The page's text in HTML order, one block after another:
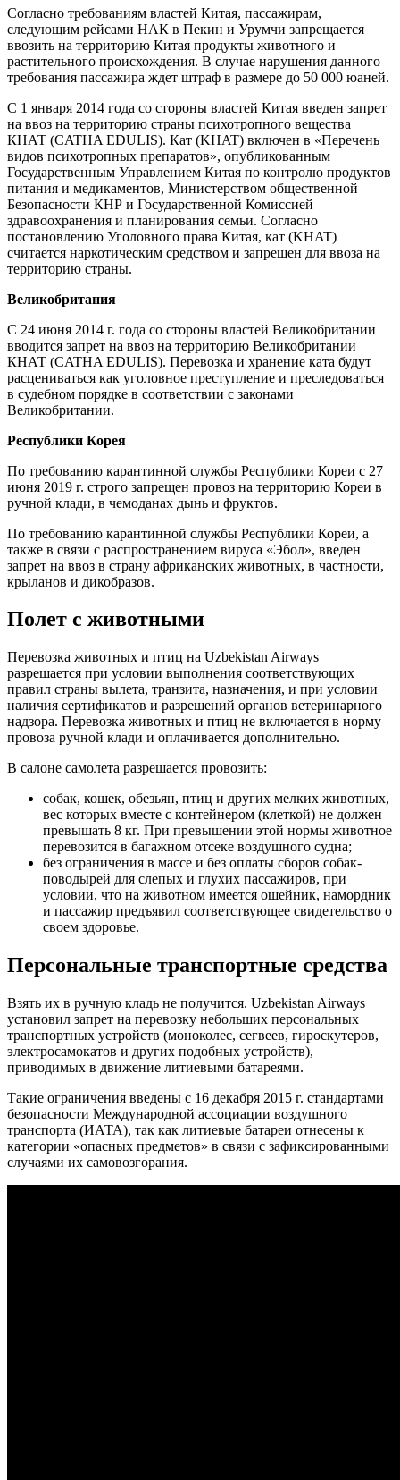
Согласно требованиям властей Китая, пассажирам,
следующим рейсами НАК в Пекин и Урумчи запрещается
ввозить на территорию Китая продукты животного и
растительного происхождения. В случае нарушения данного
требования пассажира ждет штраф в размере до 50 000 юаней.
С 1 января 2014 года со стороны властей Китая введен запрет
на ввоз на территорию страны психотропного вещества
КHАТ (CATHA EDULIS). Кат (KHAT) включен в «Перечень
видов психотропных препаратов», опубликованным
Государственным Управлением Китая по контролю продуктов
питания и медикаментов, Министерством общественной
Безопасности КНР и Государственной Комиссией
здравоохранения и планирования семьи. Согласно
постановлению Уголовного права Китая, кат (KHAT)
считается наркотическим средством и запрещен для ввоза на
территорию страны.
Великобритания
С 24 июня 2014 г. года со стороны властей Великобритании
вводится запрет на ввоз на территорию Великобритании
КHАТ (CATHA EDULIS). Перевозка и хранение ката будут
расцениваться как уголовное преступление и преследоваться
в судебном порядке в соответствии с законами
Великобритании.
Республики Корея
По требованию карантинной службы Республики Кореи с 27
июня 2019 г. строго запрещен провоз на территорию Кореи в
ручной клади, в чемоданах дынь и фруктов.
По требованию карантинной службы Республики Кореи, а
также в связи с распространением вируса «Эбол», введен
запрет на ввоз в страну африканских животных, в частности,
крыланов и дикобразов.
Полет с животными
Перевозка животных и птиц на Uzbekistan Airways
разрешается при условии выполнения соответствующих
правил страны вылета, транзита, назначения, и при условии
наличия сертификатов и разрешений органов ветеринарного
надзора. Перевозка животных и птиц не включается в норму
провоза ручной клади и оплачивается дополнительно.
В салоне самолета разрешается провозить:
собак, кошек, обезьян, птиц и других мелких животных,
вес которых вместе с контейнером (клеткой) не должен
превышать 8 кг. При превышении этой нормы животное
перевозится в багажном отсеке воздушного судна;
без ограничения в массе и без оплаты сборов собак-
поводырей для слепых и глухих пассажиров, при
условии, что на животном имеется ошейник, намордник
и пассажир предъявил соответствующее свидетельство о
своем здоровье.
Персональные транспортные средства
Взять их в ручную кладь не получится. Uzbekistan Airways
установил запрет на перевозку небольших персональных
транспортных устройств (моноколес, сегвеев, гироскутеров,
электросамокатов и других подобных устройств),
приводимых в движение литиевыми батареями.
Такие ограничения введены с 16 декабря 2015 г. стандартами
безопасности Международной ассоциации воздушного
транспорта (ИАТА), так как литиевые батареи отнесены к
категории «опасных предметов» в связи с зафиксированными
случаями их самовозгорания.